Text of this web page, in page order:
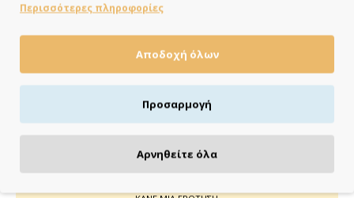
Περισσότερες πληροφορίες
Αποδοχή όλων
Προσαρμογή
Αρνηθείτε όλα